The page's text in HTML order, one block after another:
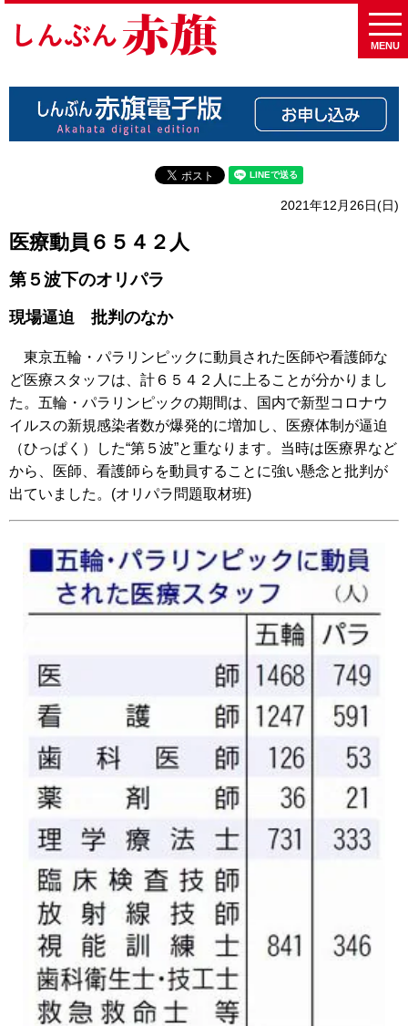
MENU
2021年12月26日(日)
医療動員６５４２人
第５波下のオリパラ
現場逼迫 批判のなか
東京五輪・パラリンピックに動員された医師や看護師な
ど医療スタッフは、計６５４２人に上ることが分かりまし
た。五輪・パラリンピックの期間は、国内で新型コロナウ
イルスの新規感染者数が爆発的に増加し、医療体制が逼迫
（ひっぱく）した“第５波”と重なります。当時は医療界など
から、医師、看護師らを動員することに強い懸念と批判が
出ていました。(オリパラ問題取材班)